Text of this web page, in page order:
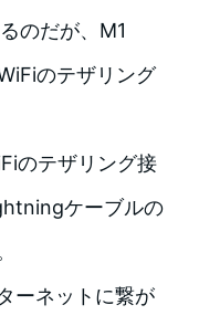
のだが、M1
のテザリング
のテザリング接
ケーブルの
ーネットに繋が